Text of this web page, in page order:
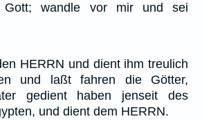
Gott; wandle vor mir und sei
HERRN und dient ihm treulich
und laßt fahren die Götter,
gedient haben jenseit des
und dient dem HERRN.